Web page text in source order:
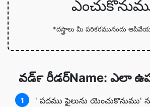
*దస్త్రాలు మీ పరికరమునందు
వర్‍డ్ రీడర్Name: ఎలా
1
' పదము ఫైలును యెంచుకొనుము'